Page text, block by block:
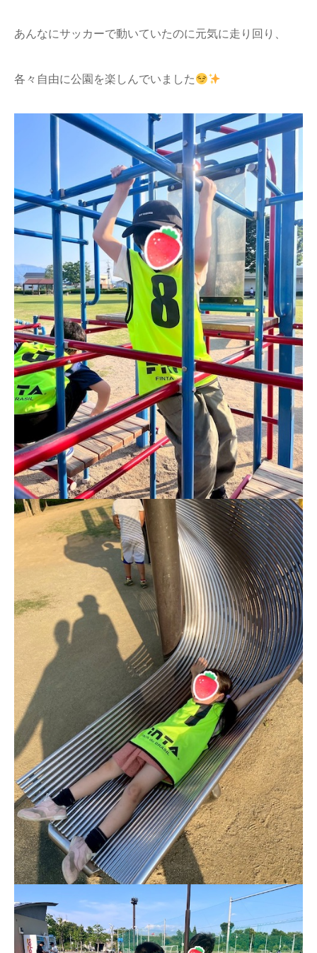
あんなにサッカーで動いていたのに元気に走り回り、
各々自由に公園を楽しんでいました